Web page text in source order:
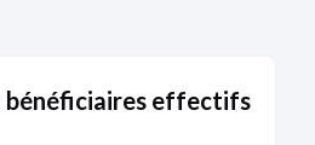
2020
bénéficiaires effectifs